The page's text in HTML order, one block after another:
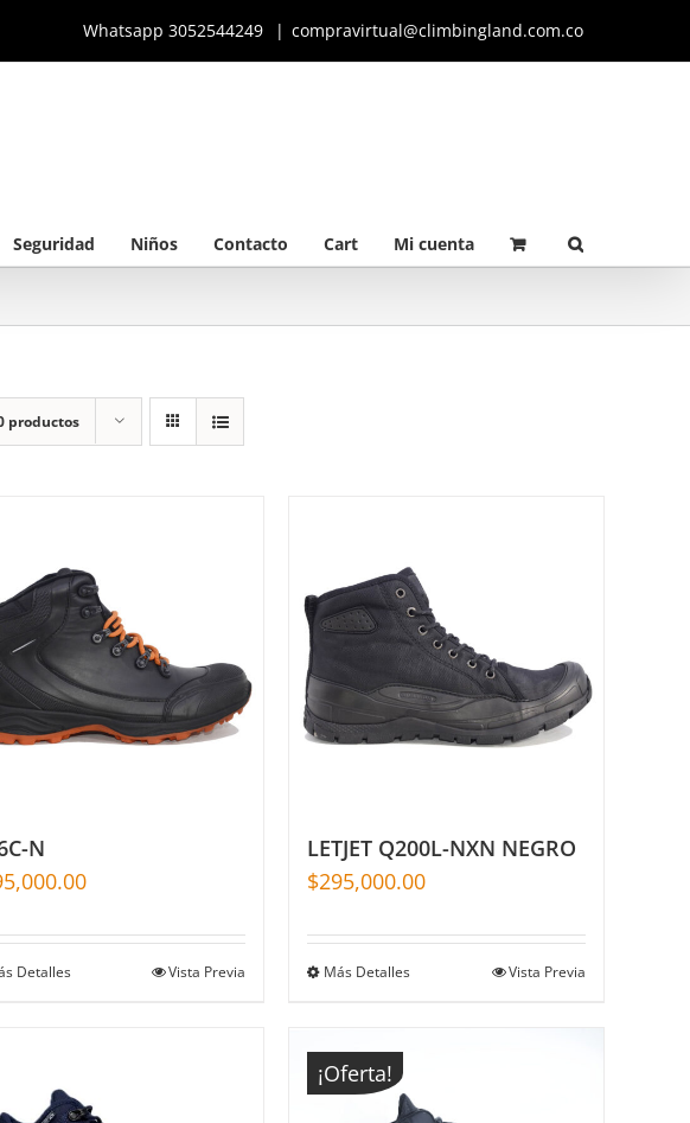
Whatsapp 3052544249 | compravirtual@climbingland.com.co
Seguridad Niños Contacto Cart Mi cuenta
productos
N
Detalles Vista Previa
LETJET Q200L-NXN NEGRO
$295,000.00
Más Detalles Vista Previa
¡Oferta!